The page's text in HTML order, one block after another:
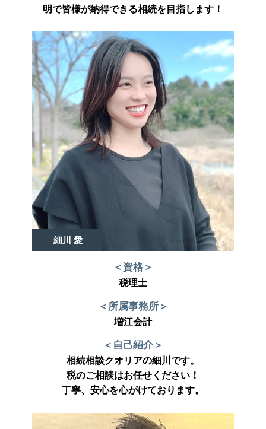
明で皆様が納得できる相続を目指します！
細川 愛
＜資格＞
税理士
＜所属事務所＞
増江会計
＜自己紹介＞
相続相談クオリアの細川です。
税のご相談はお任せください！
丁寧、安心を心がけております。